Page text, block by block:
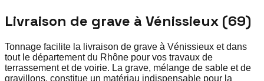
Livraison de grave à Vénissieux (69)
Tonnage facilite la livraison de grave à Vénissieux et dans
tout le département du Rhône pour vos travaux de
terrassement et de voirie. La grave, mélange de sable et de
gravillons, constitue un matériau indispensable pour la